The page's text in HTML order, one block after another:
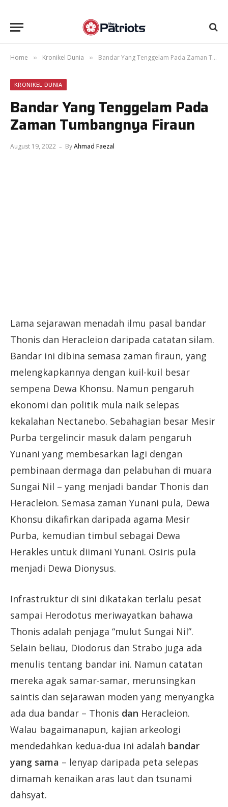
Home » Kronikel Dunia » Bandar Yang Tenggelam Pada Zaman Tumbangnya Firaun
KRONIKEL DUNIA
Bandar Yang Tenggelam Pada
Zaman Tumbangnya Firaun
August 19, 2022 ByAhmad Faezal
Lama sejarawan menadah ilmu pasal bandar
Thonis dan Heracleion daripada catatan silam.
Bandar ini dibina semasa zaman firaun, yang
melengkapkannya dengan kuil-kuil besar
sempena Dewa Khonsu. Namun pengaruh
ekonomi dan politik mula naik selepas
kekalahan Nectanebo. Sebahagian besar Mesir
Purba tergelincir masuk dalam pengaruh
Yunani yang membesarkan lagi dengan
pembinaan dermaga dan pelabuhan di muara
Sungai Nil – yang menjadi bandar Thonis dan
Heracleion. Semasa zaman Yunani pula, Dewa
Khonsu dikafirkan daripada agama Mesir
Purba, kemudian timbul sebagai Dewa
Herakles untuk diimani Yunani. Osiris pula
menjadi Dewa Dionysus.
Infrastruktur di sini dikatakan terlalu pesat
sampai Herodotus meriwayatkan bahawa
Thonis adalah penjaga “mulut Sungai Nil”.
Selain beliau, Diodorus dan Strabo juga ada
menulis tentang bandar ini. Namun catatan
mereka agak samar-samar, merunsingkan
saintis dan sejarawan moden yang menyangka
ada dua bandar – Thonis dan Heracleion.
Walau bagaimanapun, kajian arkeologi
mendedahkan kedua-dua ini adalah bandar
yang sama – lenyap daripada peta selepas
dimamah kenaikan aras laut dan tsunami
dahsyat.